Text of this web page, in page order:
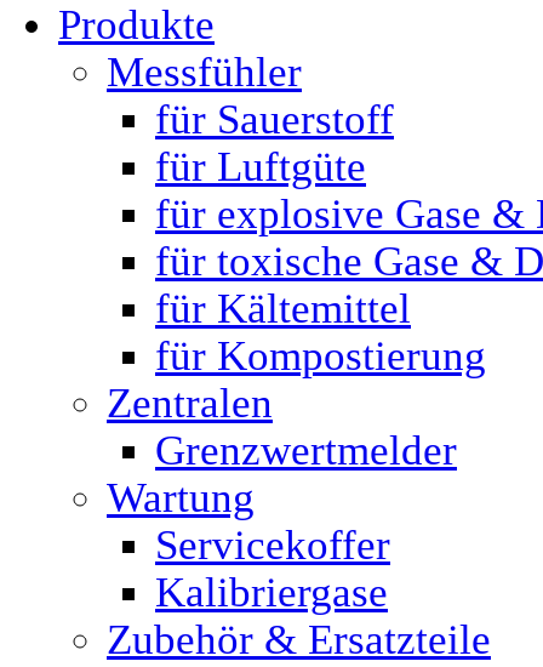
Produkte
Messfühler
für Sauerstoff
für Luftgüte
für explosive Gase &
für toxische Gase &
für Kältemittel
für Kompostierung
Zentralen
Grenzwertmelder
Wartung
Servicekoffer
Kalibriergase
Zubehör & Ersatzteile